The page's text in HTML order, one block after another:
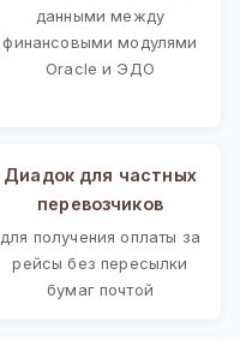
данными между
финансовыми модулями
Oracle и ЭДО
Диадок для частных
перевозчиков
для получения оплаты за
рейсы без пересылки
бумаг почтой